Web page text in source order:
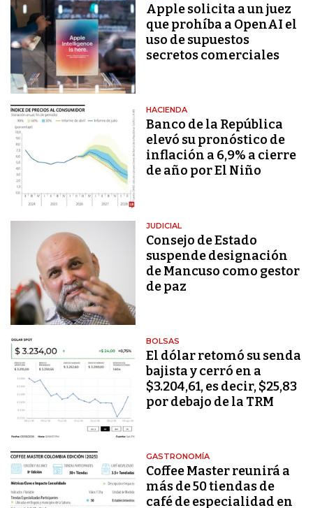
Apple solicita a un juez
que prohíba a OpenAI el
uso de supuestos
secretos comerciales
HACIENDA
Banco de la República
elevó su pronóstico de
inflación a 6,9% a cierre
de año por El Niño
JUDICIAL
Consejo de Estado
suspende designación
de Mancuso como gestor
de paz
BOLSAS
El dólar retomó su senda
bajista y cerró en a
$3.204,61, es decir, $25,83
por debajo de la TRM
GASTRONOMÍA
Coffee Master reunirá a
más de 50 tiendas de
café de especialidad en